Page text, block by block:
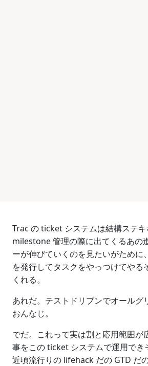
Trac の ticket システムは結構ステキ
milestone 管理の際に出てくるあの
ーが伸びていくのを見たいがため
を発行してタスクをやっつけてやる
くれる。
あれだ。テストドリブンでオールグ
おんなじ。
でだ。これって実は割と応用範囲が
事をこの ticket システムで運用でき
近頃流行りの lifehack だの GTD だ